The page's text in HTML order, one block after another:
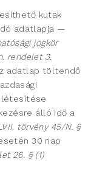
kutak
adatlapja —
jogkör
rendelet 3.
adatlap töltendő
létesítése
álló idő a
törvény 45/N. §
30 nap
26. § (1)